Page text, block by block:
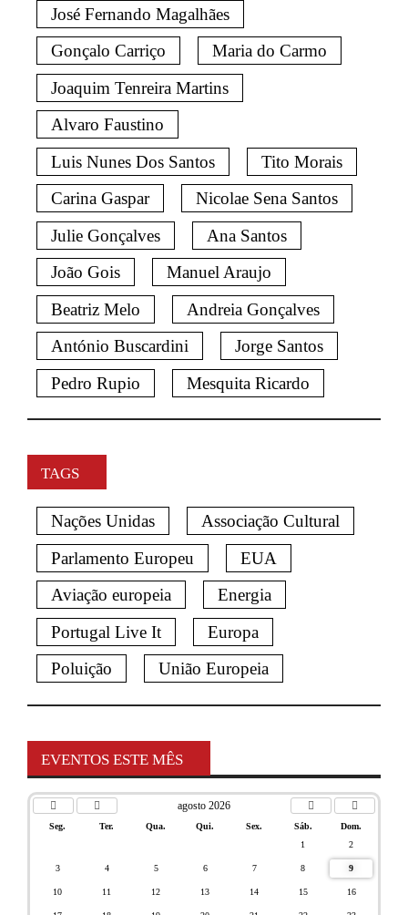
José Fernando Magalhães
Gonçalo Carriço
Maria do Carmo
Joaquim Tenreira Martins
Alvaro Faustino
Luis Nunes Dos Santos
Tito Morais
Carina Gaspar
Nicolae Sena Santos
Julie Gonçalves
Ana Santos
João Gois
Manuel Araujo
Beatriz Melo
Andreia Gonçalves
António Buscardini
Jorge Santos
Pedro Rupio
Mesquita Ricardo
TAGS
Nações Unidas
Associação Cultural
Parlamento Europeu
EUA
Aviação europeia
Energia
Portugal Live It
Europa
Poluição
União Europeia
EVENTOS ESTE MÊS
agosto 2026
Seg. Ter. Qua. Qui. Sex. Sáb.
Dom.
1
2
3 4 5 6 7 8 9
10 11 12 13 14 15 16